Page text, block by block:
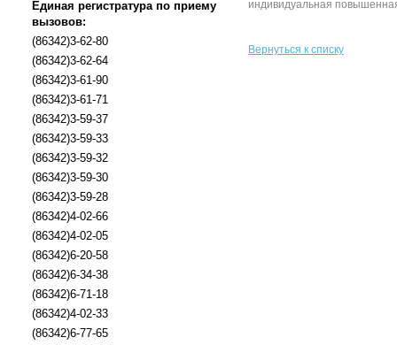
Единая регистратура по приему
вызовов:
(86342)3-62-80
(86342)3-62-64
(86342)3-61-90
(86342)3-61-71
(86342)3-59-37
(86342)3-59-33
(86342)3-59-32
(86342)3-59-30
(86342)3-59-28
(86342)4-02-66
(86342)4-02-05
(86342)6-20-58
(86342)6-34-38
(86342)6-71-18
(86342)4-02-33
(86342)6-77-65
индивидуальная
Вернуться к списку